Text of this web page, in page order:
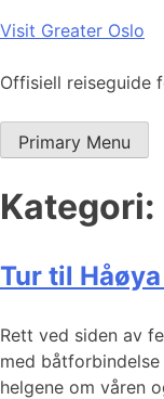
Skip
content
Visit Greater Oslo
Offisiell reiseguide
Primary Menu
Kategori:
Tur til
Rett ved siden av
med
helgene om våren